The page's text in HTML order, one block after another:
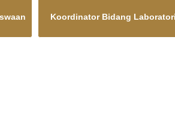
Koordinator Bidang